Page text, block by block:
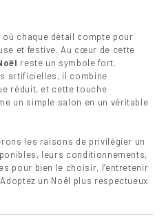
chaque détail compte pour
et festive. Au cœur de cette
reste un symbole fort.
artificielles, il combine
réduit, et cette touche
un simple salon en un véritable
les raisons de privilégier un
leurs conditionnements,
pour bien le choisir, l’entretenir
un Noël plus respectueux